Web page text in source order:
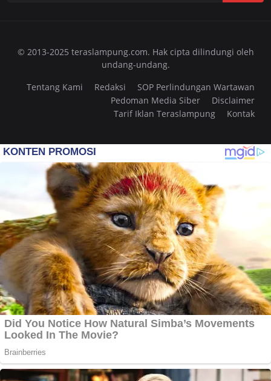
© 2013-2025 teraslampung.com. Hak cipta dilindungi oleh
undang-undang.
Tentang Kami
Redaksi
SOP Perlindungan Wartawan
Pedoman Media Siber
Disclaimer
Tarif Iklan Teraslampung
Kontak